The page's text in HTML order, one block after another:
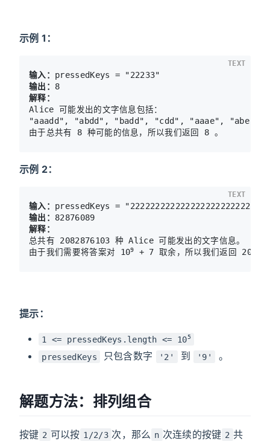
示例 1：
输入：
输出：
解释：
Alice 可能发出的文字信息包括：
"aaadd", "abdd", "badd", "cdd", "aaae", "abe",
TEXT
示例 2：
输入：
输出：
解释：
总共有 2082876103 种 Alice 可能发出的文字信息。
由于我们需要将答案对 109 + 7 取余，所以我们返回
TEXT
提示：
1 <= pressedKeys.length <= 105
pressedKeys 只包含数字 '2' 到 '9' 。
解题方法：排列组合
按键 2 可以按 1/2/3 次，那么 n 次连续的按键 2 共